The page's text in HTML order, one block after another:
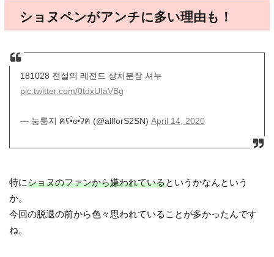
ショヌペンがアンチに多い理由も！
181028 전설의 레전드 상처분장 셔누
pic.twitter.com/0tdxUIaVBg
— 눙룽지 ฅʕ•̀ɞ•́ʔฅ (@allforS2SN) April 14, 2020
特にショヌのファンから嫌われているというかなんという
か。
今回の脱退の前から色々思われていることが多かったんです
ね。